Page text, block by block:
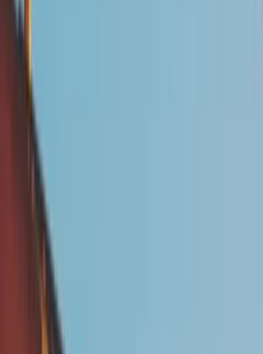
Pose ou
canalisations
des eaux
particulier de
veillant à les
fondations de
GESTION DES EAUX